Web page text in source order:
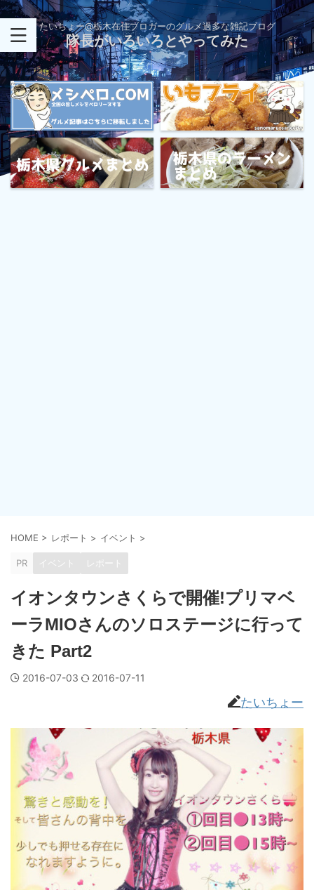
たいちょー@栃木在住ブロガーのグルメ過多な雑記ブログ
隊長がいろいろとやってみた
HOME > レポート > イベント >
PR イベント レポート
イオンタウンさくらで開催!プリマベ
ーラMIOさんのソロステージに行って
きた Part2
2016-07-03 2016-07-11
たいちょー